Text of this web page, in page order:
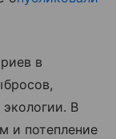
в
В
и потепление